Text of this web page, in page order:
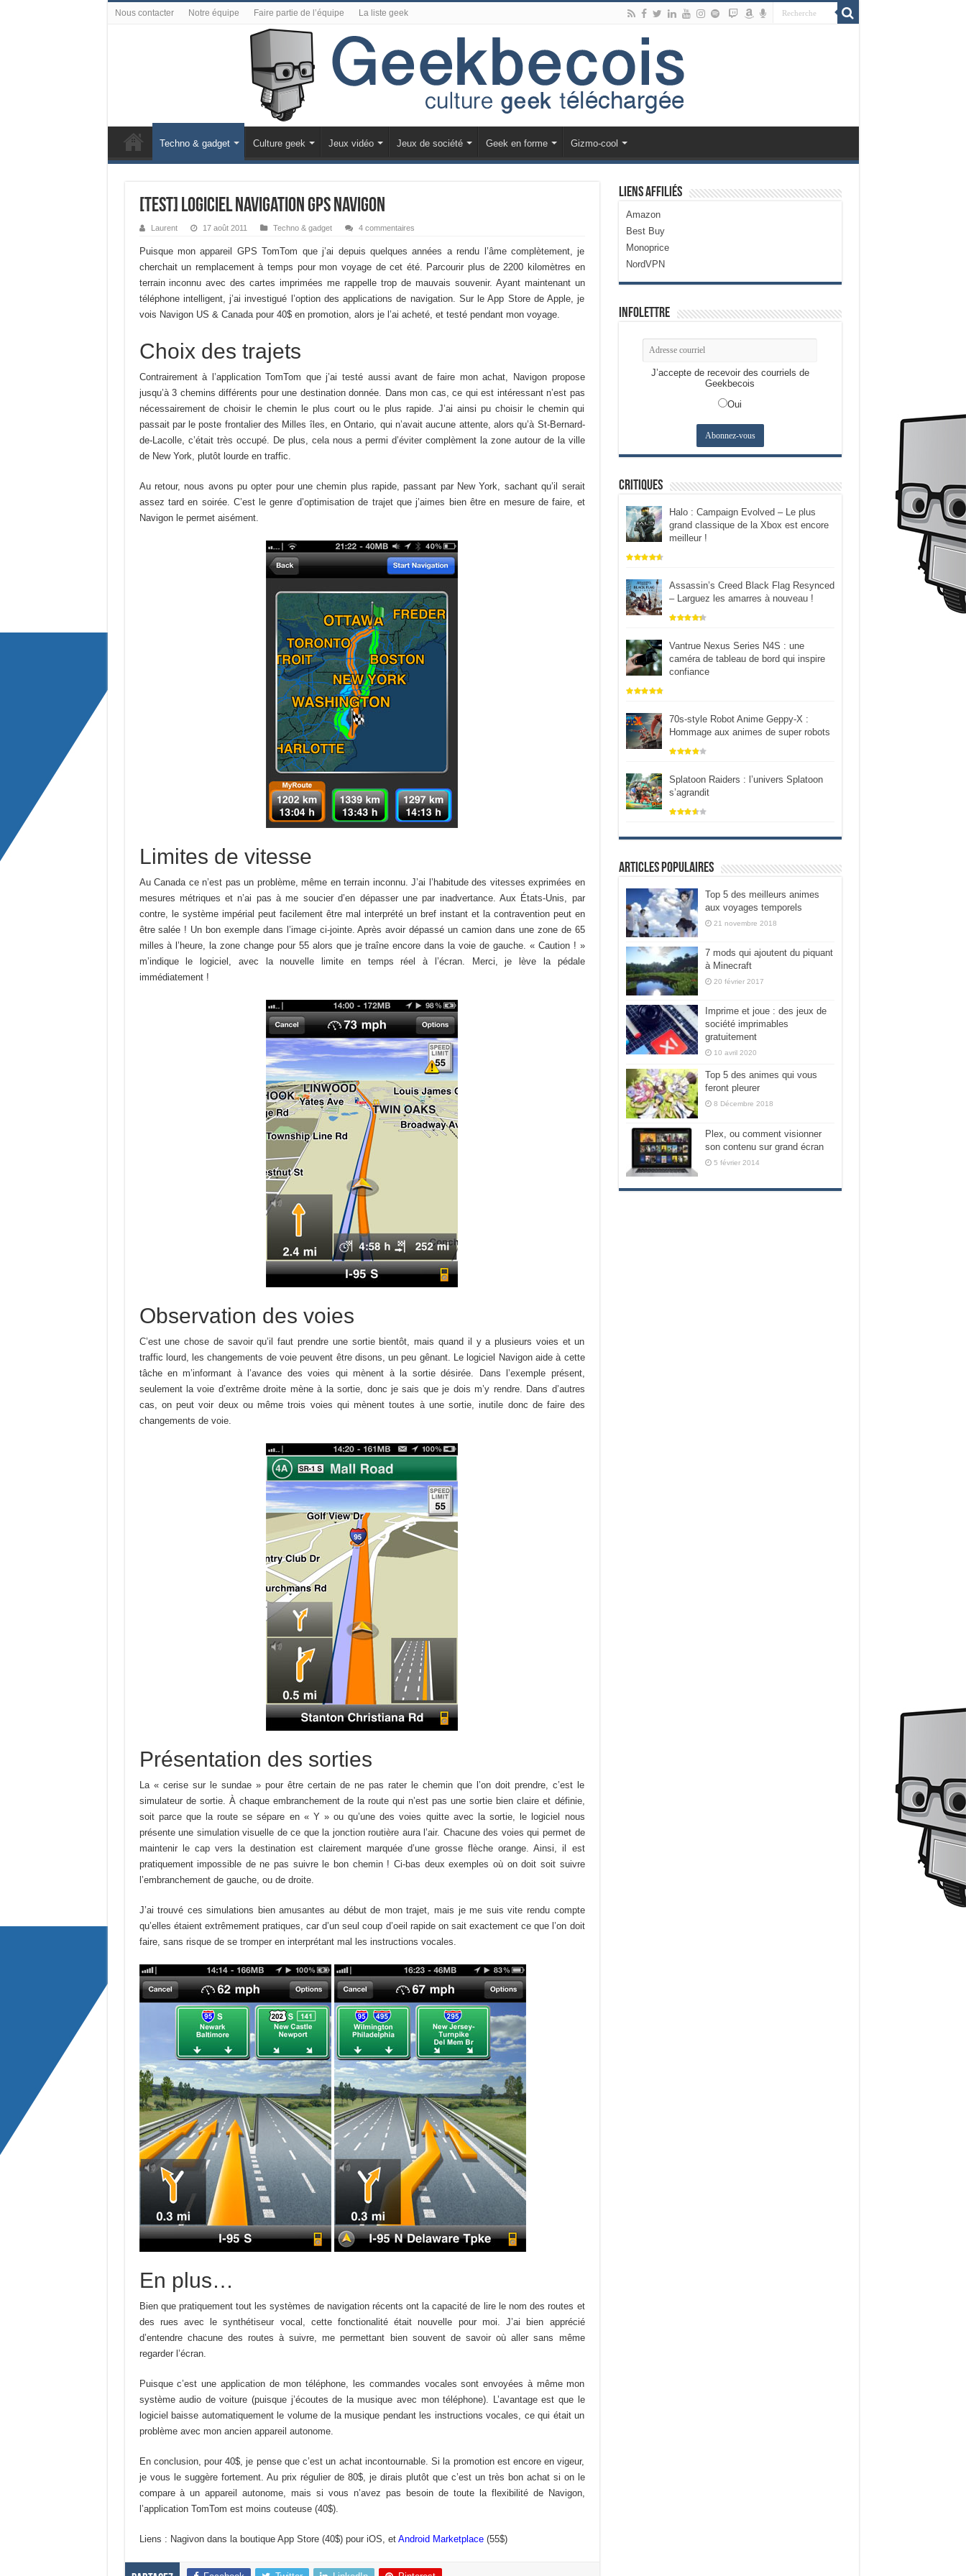
Nous contacter Notre équipe Faire partie de l’équipe La liste geek
Techno & gadget Culture geek Jeux vidéo Jeux de société Geek en forme Gizmo-cool
[Test] Logiciel navigation GPS Navigon
Laurent 17 août 2011 Techno & gadget 4 commentaires
Puisque mon appareil GPS TomTom que j’ai depuis quelques années a rendu l’âme complètement, je
cherchait un remplacement à temps pour mon voyage de cet été. Parcourir plus de 2200 kilomètres en
terrain inconnu avec des cartes imprimées me rappelle trop de mauvais souvenir. Ayant maintenant un
téléphone intelligent, j’ai investigué l’option des applications de navigation. Sur le App Store de Apple, je
vois Navigon US & Canada pour 40$ en promotion, alors je l’ai acheté, et testé pendant mon voyage.
Choix des trajets
Contrairement à l’application TomTom que j’ai testé aussi avant de faire mon achat, Navigon propose
jusqu’à 3 chemins différents pour une destination donnée. Dans mon cas, ce qui est intéressant n’est pas
nécessairement de choisir le chemin le plus court ou le plus rapide. J’ai ainsi pu choisir le chemin qui
passait par le poste frontalier des Milles îles, en Ontario, qui n’avait aucune attente, alors qu’à St-Bernard-
de-Lacolle, c’était très occupé. De plus, cela nous a permi d’éviter complèment la zone autour de la ville
de New York, plutôt lourde en traffic.
Au retour, nous avons pu opter pour une chemin plus rapide, passant par New York, sachant qu’il serait
assez tard en soirée. C’est le genre d’optimisation de trajet que j’aimes bien être en mesure de faire, et
Navigon le permet aisément.
Limites de vitesse
Au Canada ce n’est pas un problème, même en terrain inconnu. J’ai l’habitude des vitesses exprimées en
mesures métriques et n’ai pas à me soucier d’en dépasser une par inadvertance. Aux États-Unis, par
contre, le système impérial peut facilement être mal interprété un bref instant et la contravention peut en
être salée ! Un bon exemple dans l’image ci-jointe. Après avoir dépassé un camion dans une zone de 65
milles à l’heure, la zone change pour 55 alors que je traîne encore dans la voie de gauche. « Caution ! »
m’indique le logiciel, avec la nouvelle limite en temps réel à l’écran. Merci, je lève la pédale
immédiatement !
Observation des voies
C’est une chose de savoir qu’il faut prendre une sortie bientôt, mais quand il y a plusieurs voies et un
traffic lourd, les changements de voie peuvent être disons, un peu gênant. Le logiciel Navigon aide à cette
tâche en m’informant à l’avance des voies qui mènent à la sortie désirée. Dans l’exemple présent,
seulement la voie d’extrême droite mène à la sortie, donc je sais que je dois m’y rendre. Dans d’autres
cas, on peut voir deux ou même trois voies qui mènent toutes à une sortie, inutile donc de faire des
changements de voie.
Présentation des sorties
La « cerise sur le sundae » pour être certain de ne pas rater le chemin que l’on doit prendre, c’est le
simulateur de sortie. À chaque embranchement de la route qui n’est pas une sortie bien claire et définie,
soit parce que la route se sépare en « Y » ou qu’une des voies quitte avec la sortie, le logiciel nous
présente une simulation visuelle de ce que la jonction routière aura l’air. Chacune des voies qui permet de
maintenir le cap vers la destination est clairement marquée d’une grosse flèche orange. Ainsi, il est
pratiquement impossible de ne pas suivre le bon chemin ! Ci-bas deux exemples où on doit soit suivre
l’embranchement de gauche, ou de droite.
J’ai trouvé ces simulations bien amusantes au début de mon trajet, mais je me suis vite rendu compte
qu’elles étaient extrêmement pratiques, car d’un seul coup d’oeil rapide on sait exactement ce que l’on doit
faire, sans risque de se tromper en interprétant mal les instructions vocales.
En plus…
Bien que pratiquement tout les systèmes de navigation récents ont la capacité de lire le nom des routes et
des rues avec le synthétiseur vocal, cette fonctionalité était nouvelle pour moi. J’ai bien apprécié
d’entendre chacune des routes à suivre, me permettant bien souvent de savoir où aller sans même
regarder l’écran.
Puisque c’est une application de mon téléphone, les commandes vocales sont envoyées à même mon
système audio de voiture (puisque j’écoutes de la musique avec mon téléphone). L’avantage est que le
logiciel baisse automatiquement le volume de la musique pendant les instructions vocales, ce qui était un
problème avec mon ancien appareil autonome.
En conclusion, pour 40$, je pense que c’est un achat incontournable. Si la promotion est encore en vigeur,
je vous le suggère fortement. Au prix régulier de 80$, je dirais plutôt que c’est un très bon achat si on le
compare à un appareil autonome, mais si vous n’avez pas besoin de toute la flexibilité de Navigon,
l’application TomTom est moins couteuse (40$).
Liens : Nagivon dans la boutique App Store (40$) pour iOS, et Android Marketplace(55$)
Liens Affiliés
Amazon
Best Buy
Monoprice
NordVPN
Infolettre
J’accepte de recevoir des courriels de
Geekbecois
Oui
Critiques
Halo : Campaign Evolved – Le plus
grand classique de la Xbox est encore
meilleur !
Assassin’s Creed Black Flag Resynced
– Larguez les amarres à nouveau !
Vantrue Nexus Series N4S : une
caméra de tableau de bord qui inspire
confiance
70s-style Robot Anime Geppy-X :
Hommage aux animes de super robots
Splatoon Raiders : l’univers Splatoon
s’agrandit
Articles populaires
Top 5 des meilleurs animes
aux voyages temporels
21 novembre 2018
7 mods qui ajoutent du piquant
à Minecraft
20 février 2017
Imprime et joue : des jeux de
société imprimables
gratuitement
10 avril 2020
Top 5 des animes qui vous
feront pleurer
8 Décembre 2018
Plex, ou comment visionner
son contenu sur grand écran
5 février 2014